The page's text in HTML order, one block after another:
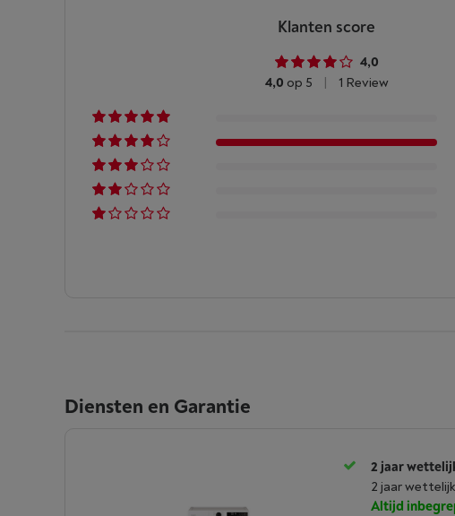
Klanten score
4,0
4,0 op 5 | 1 Review
Diensten en Garantie
2 jaar
2 jaar
Altijd